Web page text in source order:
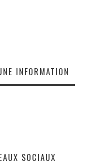
INFORMATION
SOCIAUX